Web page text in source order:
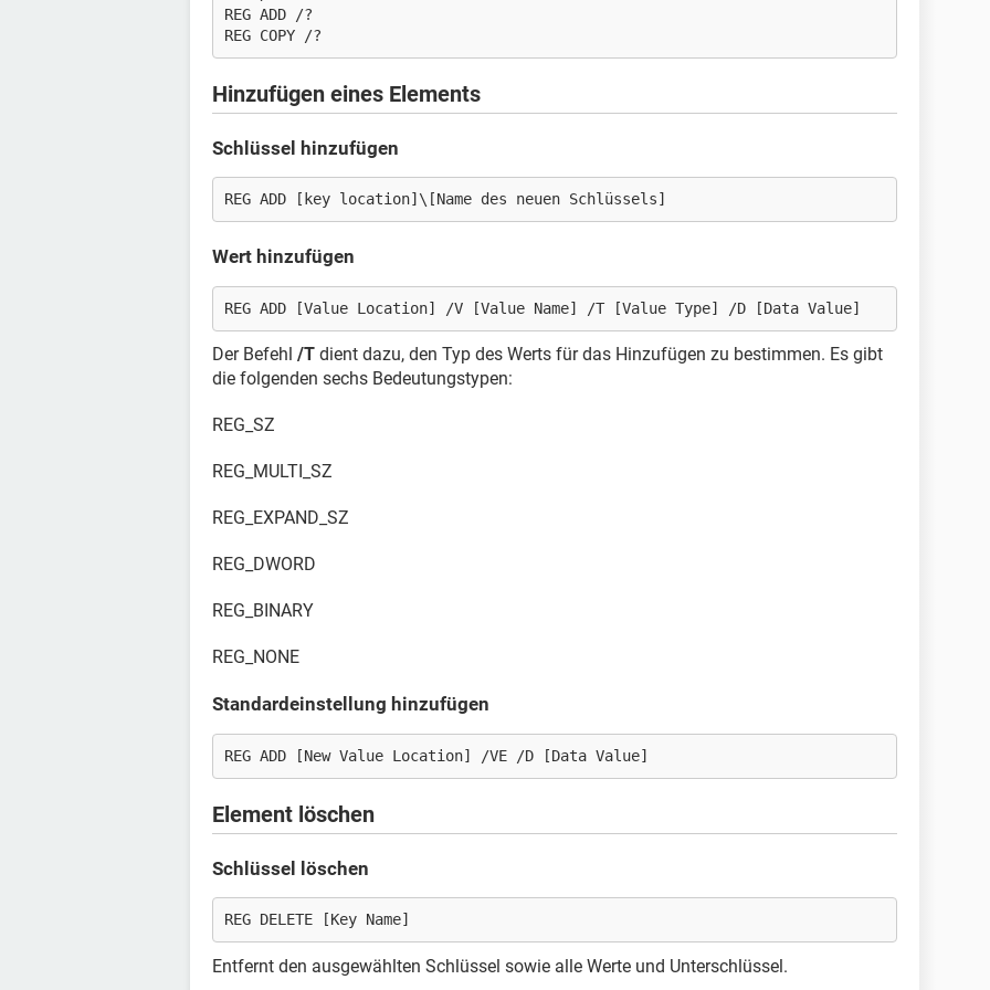
REG ADD /?
REG COPY /?
Hinzufügen eines Elements
Schlüssel hinzufügen
REG ADD [key location]\[Name des neuen Schlüssels]
Wert hinzufügen
REG ADD [Value Location] /V [Value Name] /T [Value Type] /D [Data Value]
Der Befehl /T dient dazu, den Typ des Werts für das Hinzufügen zu bestimmen. Es gibt
die folgenden sechs Bedeutungstypen:
REG_SZ
REG_MULTI_SZ
REG_EXPAND_SZ
REG_DWORD
REG_BINARY
REG_NONE
Standardeinstellung hinzufügen
REG ADD [New Value Location] /VE /D [Data Value]
Element löschen
Schlüssel löschen
REG DELETE [Key Name]
Entfernt den ausgewählten Schlüssel sowie alle Werte und Unterschlüssel.